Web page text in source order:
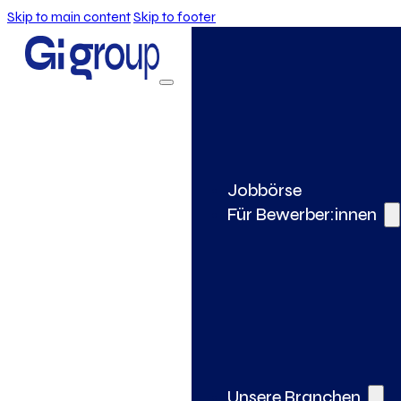
Skip to main contentSkip to footer
Jobbörse
Für Bewerber:innen